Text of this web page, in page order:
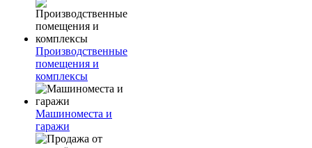
Производственные
помещения и
комплексы
Машиноместа и
гаражи